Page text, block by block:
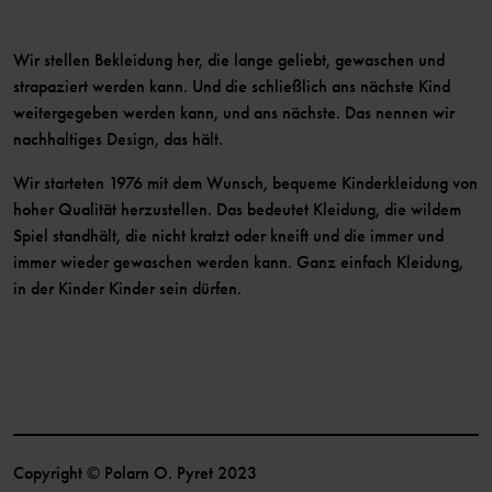
Wir stellen Bekleidung her, die lange geliebt, gewaschen und
strapaziert werden kann. Und die schließlich ans nächste Kind
weitergegeben werden kann, und ans nächste. Das nennen wir
nachhaltiges Design, das hält.
Wir starteten 1976 mit dem Wunsch, bequeme Kinderkleidung von
hoher Qualität herzustellen. Das bedeutet Kleidung, die wildem
Spiel standhält, die nicht kratzt oder kneift und die immer und
immer wieder gewaschen werden kann. Ganz einfach Kleidung,
in der Kinder Kinder sein dürfen.
Copyright © Polarn O. Pyret 2023